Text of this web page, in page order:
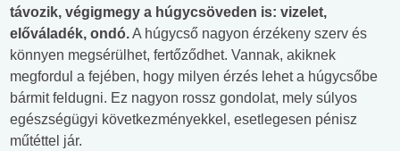
távozik, végigmegy a húgycsöveden is: vizelet,
előváladék, ondó.A húgycső nagyon érzékeny szerv és
könnyen megsérülhet, fertőződhet. Vannak, akiknek
megfordul a fejében, hogy milyen érzés lehet a húgycsőbe
bármit feldugni. Ez nagyon rossz gondolat, mely súlyos
egészségügyi következményekkel, esetlegesen pénisz
műtéttel jár.